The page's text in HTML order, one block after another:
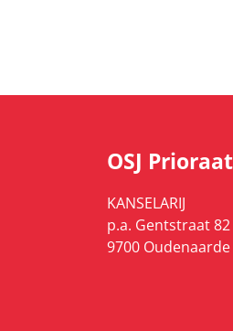
OSJ
KANSELARIJ
p.a. Gentstraat 82
9700 Oudenaarde